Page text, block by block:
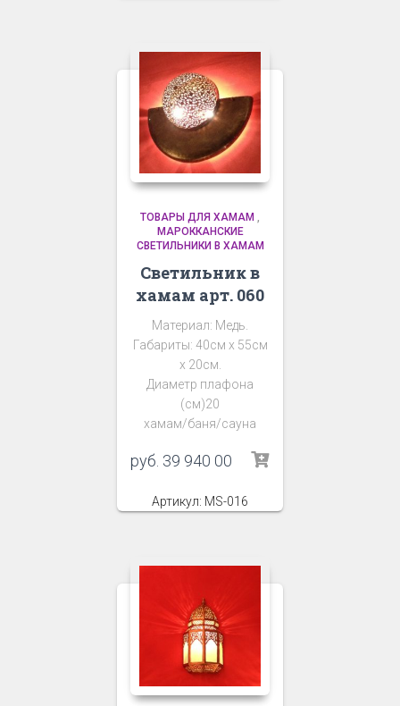
ТОВАРЫ ДЛЯ ХАМАМ
МАРОККАНСКИЕ
СВЕТИЛЬНИКИ В ХАМАМ
Светильник в
хамам арт. 060
Материал: Медь.
Габариты: 40см х 55см
х 20см.
Диаметр плафона
(см)20
хамам/баня/сауна
руб. 39 940 00
Артикул: MS-016